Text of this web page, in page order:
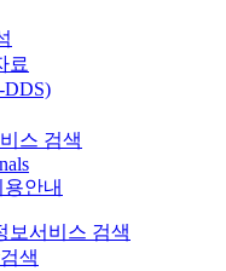
료
DDS)
스 검색
안내
보서비스 검색
색